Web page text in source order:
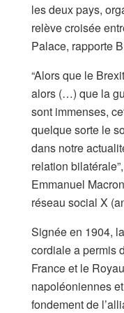
les deux pays,
relève croisée
Palace, rapporte
“Alors que le
alors (…) que la
sont immenses,
quelque sorte le
dans notre
relation
Emmanuel
réseau social X
Signée en 1904,
cordiale a permis
France et le
napoléoniennes
fondement de